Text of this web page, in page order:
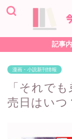
記事
漫画・小説新刊情報
「それで
売日はいつ